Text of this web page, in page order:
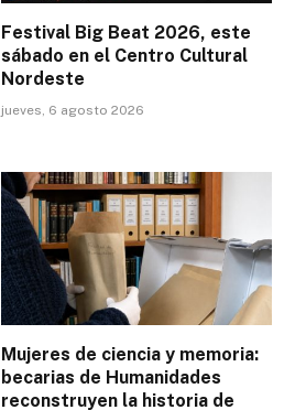
Festival Big Beat 2026, este
sábado en el Centro Cultural
Nordeste
jueves, 6 agosto 2026
Mujeres de ciencia y memoria:
becarias de Humanidades
reconstruyen la historia de